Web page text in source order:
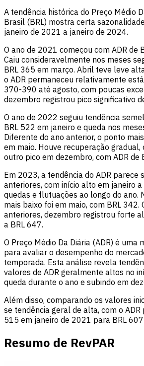
A tendência histórica do Preço Médio
Brasil (BRL) mostra certa
janeiro de 2021 a janeiro de 2024.
O ano de 2021 começou com ADR de
Caiu consideravelmente nos meses
BRL 365 em março. Abril teve leve
o ADR permaneceu relativamente
370-390 até agosto, com poucas
dezembro registrou pico significativo
O ano de 2022 seguiu tendência
BRL 522 em janeiro e queda nos
Diferente do ano anterior, o ponto
em maio. Houve recuperação gradual,
outro pico em dezembro, com ADR de
Em 2023, a tendência do ADR parece
anteriores, com início alto em janeiro
quedas e flutuações ao longo do ano.
mais baixo foi em maio, com BRL 342.
anteriores, dezembro registrou forte
a BRL 647.
O Preço Médio Da Diária (ADR) é uma
para avaliar o desempenho do
temporada. Esta análise revela
valores de ADR geralmente altos no
queda durante o ano e subindo em
Além disso, comparando os valores
se tendência geral de alta, com o ADR
515 em janeiro de 2021 para BRL
Resumo de RevPAR